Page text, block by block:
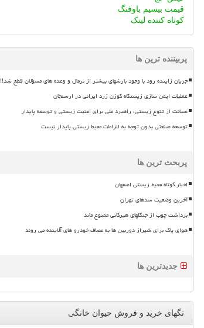
قیمت بیسیم باوفنگ
کوتاه کننده لینک
پربیننده ترین ها
جریان زاینده رود با وجود بارشهای بیشتر از نرمال و وعده های مسؤلان قطع شد!!
عملیات ایمن سازی زیستگاه گوزن زرد ایرانی در ارسنجان
صیانت از تنوع زیستی، راهبرد ملی برای امنیت زیستی و توسعه پایدار
توسعه صنعتی بدون توجه به الزامات محیط زیستی پایدار نیست
پربحث ترین ها
اخبار کوتاه محیط زیستی اصفهان
آخرین وضعیت سدهای تهران
برداشت چوب از جنگلهای هیرکانی ممنوع ماند
هوای پاک برای شیراز دوربین ها به مصاف خودرو های آلاینده می روند
جدیدترین ها
تگهای خرید و فروش حیوان خانگی